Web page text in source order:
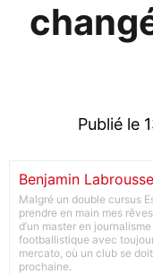
Publié le
Benjamin Labrousse
Malgré un double cursus
prendre en main mes
d’un master en
footballistique avec
mercato, où un club se
prochaine.